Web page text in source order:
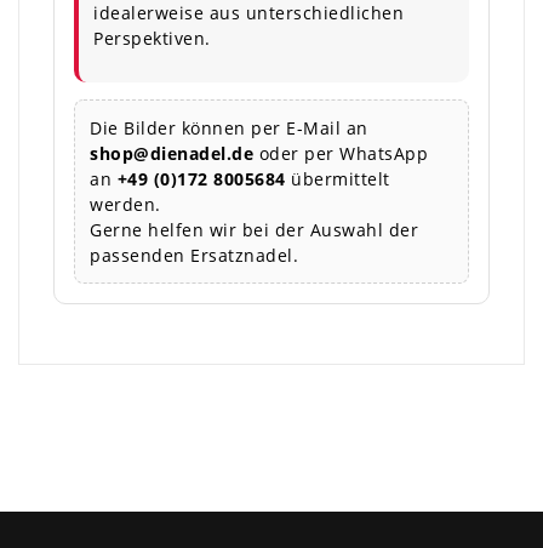
idealerweise aus unterschiedlichen
Perspektiven.
Die Bilder können per E-Mail an
shop@dienadel.de oder per WhatsApp
an +49 (0)172 8005684 übermittelt
werden.
Gerne helfen wir bei der Auswahl der
passenden Ersatznadel.